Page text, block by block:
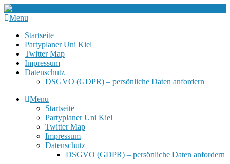
Menu
Startseite
Partyplaner Uni Kiel
Twitter Map
Impressum
Datenschutz
DSGVO (GDPR) – persönliche Daten anfordern
Menu
Startseite
Partyplaner Uni Kiel
Twitter Map
Impressum
Datenschutz
DSGVO (GDPR) – persönliche Daten anfordern